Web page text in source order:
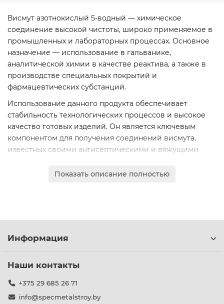
Висмут азотнокислый 5-водный — химическое
соединение высокой чистоты, широко применяемое в
промышленных и лабораторных процессах. Основное
назначение — использование в гальванике,
аналитической химии в качестве реактива, а также в
производстве специальных покрытий и
фармацевтических субстанций.
Использование данного продукта обеспечивает
стабильность технологических процессов и высокое
качество готовых изделий. Он является ключевым
компонентом для получения соединений висмута,
известных своими антисептическими и вяжущими
Мы гарантируем строгое соответствие продукции
Для вашего удобства доступны различные фасовки,
Оформите онлайн-заказ для получения детального
Показать описание полностью
Информация
Наши контакты
+375 29 685 26 71
info@specmetalstroy.by